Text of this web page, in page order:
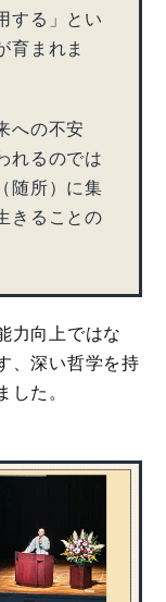
する」とい
育まれま
への不安
れるのでは
随所）に集
きることの
力向上ではな
、深い哲学を持
した。